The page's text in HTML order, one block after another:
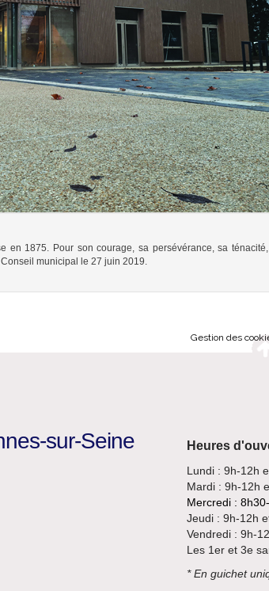
en 1875. Pour son courage, sa persévérance, sa
municipal le 27 juin 2019.
Gestion des
sur-Seine Heures
Lundi : 9h-12h
Mardi : 9h-12h
Mercredi :
Jeudi : 9h-12h
Vendredi : 9h-
Les 1er et 3e
*En guichet